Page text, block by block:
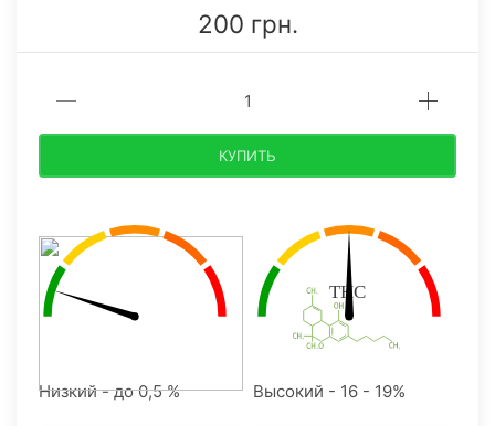
200 грн.
КУПИТЬ
Низкий - до 0,5 % Высокий - 16 - 19%